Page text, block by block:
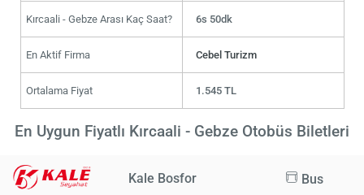
Kırcaali - Gebze Arası Kaç Saat? 6s 50dk
En Aktif Firma Cebel Turizm
Ortalama Fiyat 1.545 TL
En Uygun Fiyatlı Kırcaali - Gebze Otobüs Biletleri
Kale Bosfor Bus